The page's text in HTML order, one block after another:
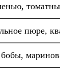
пюре,